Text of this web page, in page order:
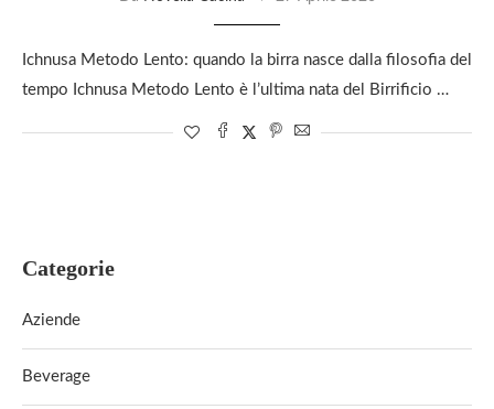
Ichnusa Metodo Lento: quando la birra nasce dalla filosofia del
tempo Ichnusa Metodo Lento è l’ultima nata del Birrificio …
Categorie
Aziende
Beverage